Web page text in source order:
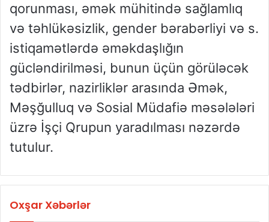
qorunması, əmək mühitində sağlamlıq
və təhlükəsizlik, gender bərabərliyi və s.
istiqamətlərdə əməkdaşlığın
gücləndirilməsi, bunun üçün görüləcək
tədbirlər, nazirliklər arasında Əmək,
Məşğulluq və Sosial Müdafiə məsələləri
üzrə İşçi Qrupun yaradılması nəzərdə
tutulur.
Oxşar Xəbərlər